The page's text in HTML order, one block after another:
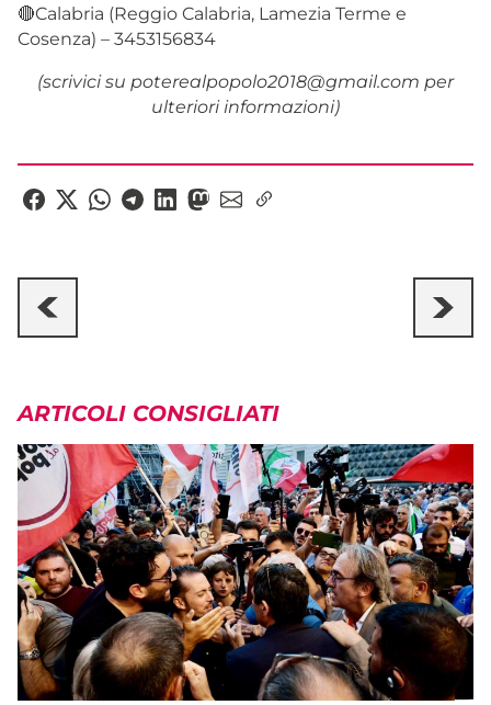
🔴Calabria (Reggio Calabria, Lamezia Terme e
Cosenza) – 3453156834
(scrivici su poterealpopolo2018@gmail.com per
ulteriori informazioni)
ARTICOLI CONSIGLIATI